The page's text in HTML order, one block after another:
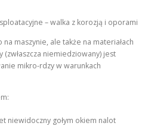
– walka z korozją i oporami
maszynie, ale także na materiałach
(zwłaszcza niemiedziowany) jest
mikro-rdzy w warunkach
niewidoczny gołym okiem nalot